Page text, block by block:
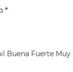
*
Buena Fuerte Muy